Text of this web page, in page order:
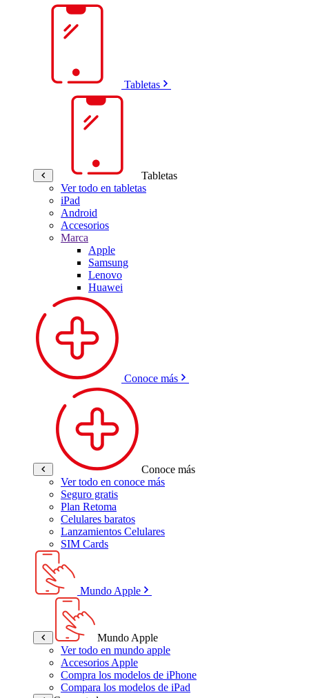
Tabletas
Tabletas
Ver todo en tabletas
iPad
Android
Accesorios
Marca
Apple
Samsung
Lenovo
Huawei
Conoce más
Conoce más
Ver todo en conoce más
Seguro gratis
Plan Retoma
Celulares baratos
Lanzamientos Celulares
SIM Cards
Mundo Apple
Mundo Apple
Ver todo en mundo apple
Accesorios Apple
Compra los modelos de iPhone
Compara los modelos de iPad